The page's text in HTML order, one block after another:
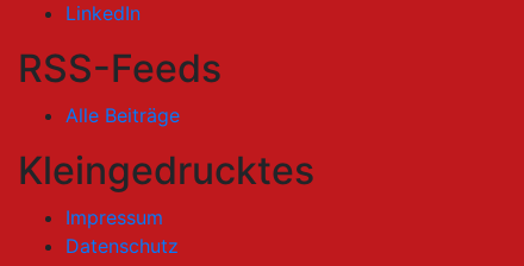
LinkedIn
RSS-Feeds
Alle Beiträge
Kleingedrucktes
Impressum
Datenschutz